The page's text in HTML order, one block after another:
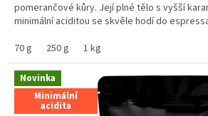
hvězdiček.
pomerančové kůry. Její plné tělo s vyšší
minimální aciditou se skvěle hodí do
70 g
250 g 1 kg
Novinka
Minimální
acidita